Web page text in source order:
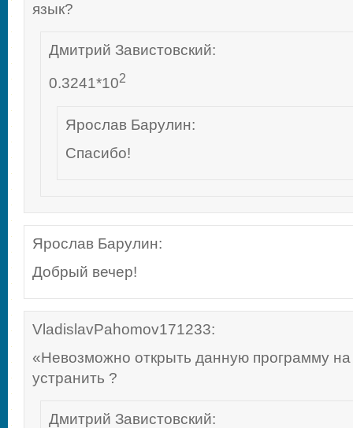
язык?
Дмитрий Завистовский:
0.3241*102
Ярослав Барулин:
Спасибо!
Ярослав Барулин:
Добрый вечер!
VladislavPahomov171233:
«Невозможно открыть данную программу
устранить ?
Дмитрий Завистовский: